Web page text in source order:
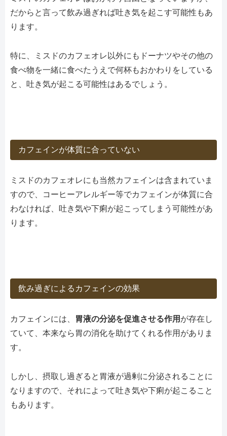
だからと言って飲み過ぎれば吐き気を起こす可能性もあ
ります。
特に、ミスドのカフェオレ以外にもドーナツやその他の
食べ物を一緒に食べたうえで何杯もおかわりをしている
と、吐き気が起こる可能性はあるでしょう。
カフェインが体質に合っていない
ミスドのカフェオレにも当然カフェインは含まれていま
すので、コーヒーアレルギー等でカフェインが体質に合
わなければ、吐き気や下痢が起こってしまう可能性があ
ります。
飲み過ぎによるカフェインの効果
カフェインには、 胃液の分泌を促進させる作用 が存在し
ていて、本来なら胃の消化を助けてくれる作用がありま
す。
しかし、摂取し過ぎると胃液が過剰に分泌されることに
なりますので、それによって吐き気や下痢が起こること
もあります。